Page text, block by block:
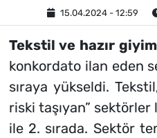
15.04.2024 - 12:59
Tekstil ve hazır
konkordato ilan eden
sıraya yükseldi.
riski taşıyan”
ile 2. sırada. Sektör